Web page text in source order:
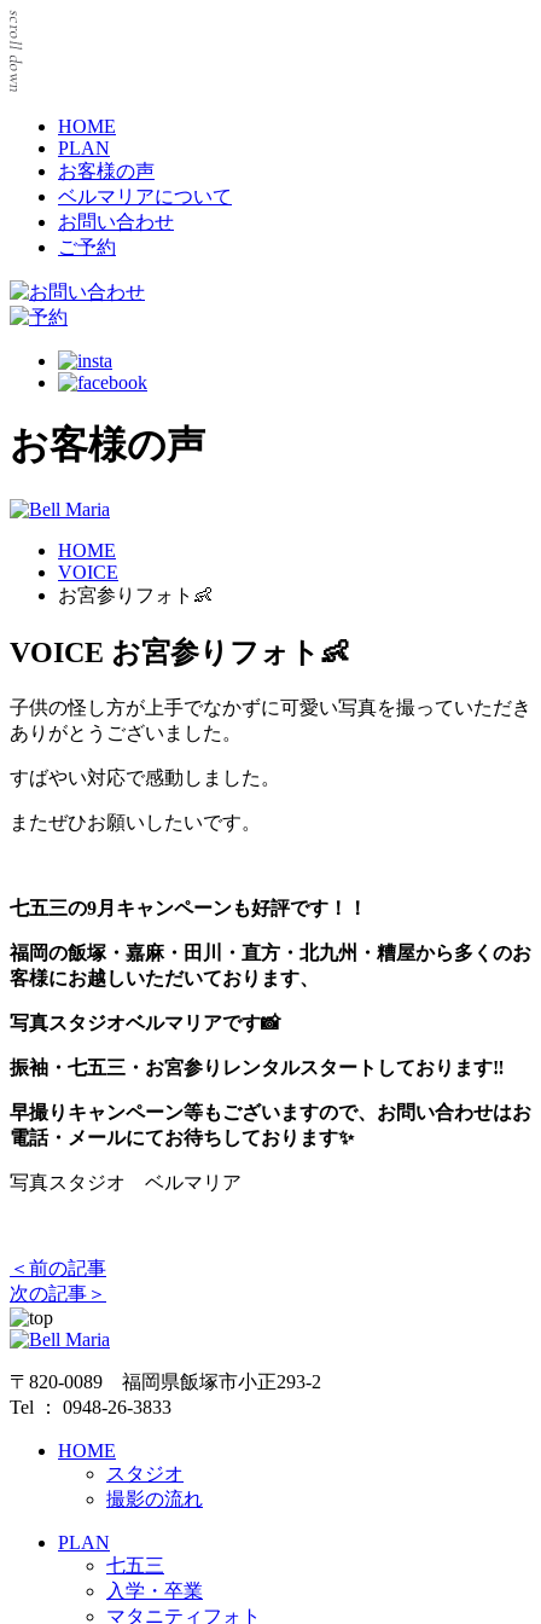
HOME
PLAN
お客様の声
ベルマリアについて
お問い合わせ
ご予約
お客様の声
HOME
VOICE
お宮参りフォト👶
VOICE お宮参りフォト👶
子供の怪し方が上手でなかずに可愛い写真を撮っていただき
ありがとうございました。
すばやい対応で感動しました。
またぜひお願いしたいです。
七五三の9月キャンペーンも好評です！！
福岡の飯塚・嘉麻・田川・直方・北九州・糟屋から多くのお
客様にお越しいただいております、
写真スタジオベルマリアです📸
振袖・七五三・お宮参りレンタルスタートしております‼️
早撮りキャンペーン等もございますので、お問い合わせはお
電話・メールにてお待ちしております✨
写真スタジオ ベルマリア
＜前の記事
次の記事＞
〒820-0089 福岡県飯塚市小正293-2
Tel ： 0948-26-3833
HOME
スタジオ
撮影の流れ
PLAN
七五三
入学・卒業
マタニティフォト